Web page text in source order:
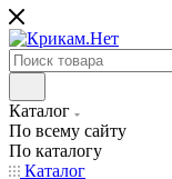
Каталог
По всему сайту
По каталогу
Каталог